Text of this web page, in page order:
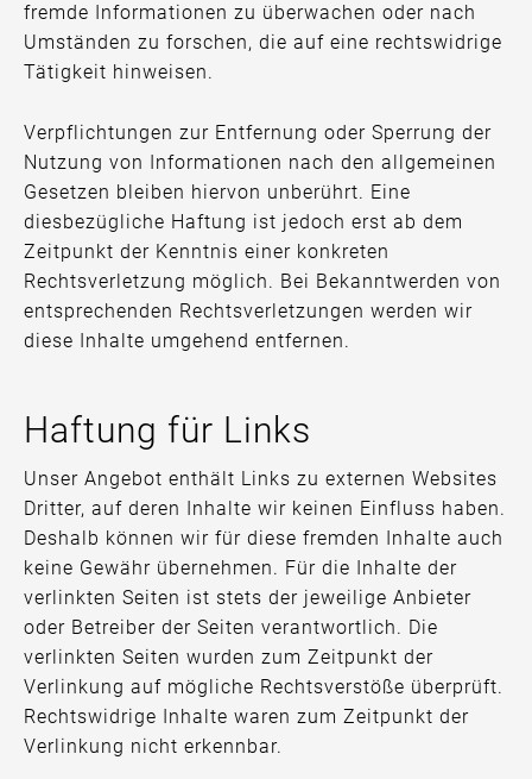
fremde Informationen zu überwachen oder nach
Umständen zu forschen, die auf eine rechtswidrige
Tätigkeit hinweisen.
Verpflichtungen zur Entfernung oder Sperrung der
Nutzung von Informationen nach den allgemeinen
Gesetzen bleiben hiervon unberührt. Eine
diesbezügliche Haftung ist jedoch erst ab dem
Zeitpunkt der Kenntnis einer konkreten
Rechtsverletzung möglich. Bei Bekanntwerden von
entsprechenden Rechtsverletzungen werden wir
diese Inhalte umgehend entfernen.
Haftung für Links
Unser Angebot enthält Links zu externen Websites
Dritter, auf deren Inhalte wir keinen Einfluss haben.
Deshalb können wir für diese fremden Inhalte auch
keine Gewähr übernehmen. Für die Inhalte der
verlinkten Seiten ist stets der jeweilige Anbieter
oder Betreiber der Seiten verantwortlich. Die
verlinkten Seiten wurden zum Zeitpunkt der
Verlinkung auf mögliche Rechtsverstöße überprüft.
Rechtswidrige Inhalte waren zum Zeitpunkt der
Verlinkung nicht erkennbar.